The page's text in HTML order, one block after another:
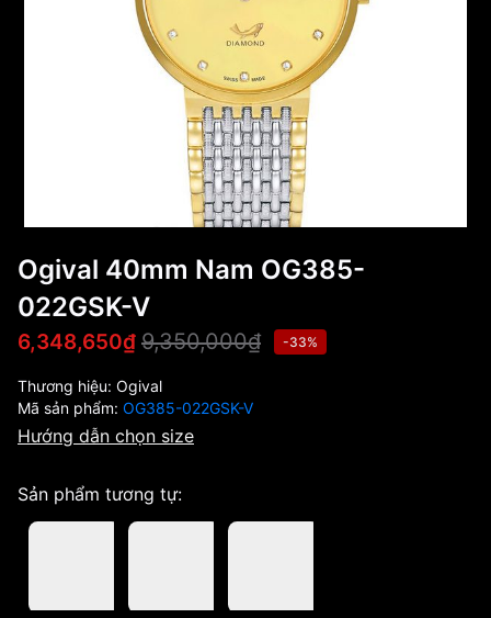
Ogival 40mm Nam OG385-
022GSK-V
6,348,650₫ 9,350,000₫ -33%
Thương hiệu: Ogival
Mã sản phẩm: OG385-022GSK-V
Hướng dẫn chọn size
Sản phẩm tương tự: